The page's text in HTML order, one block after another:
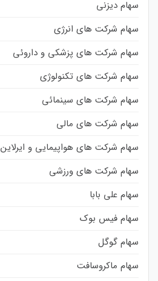
سهام دیزنی
سهام شرکت های انرژی
سهام شرکت های پزشکی و داروئی
سهام شرکت های تکنولوژی
سهام شرکت های سینمائی
سهام شرکت های مالی
سهام شرکت های هواپیمایی و ایرلاین
سهام شرکت های ورزشی
سهام علی بابا
سهام فیس بوک
سهام گوگل
سهام ماکروسافت